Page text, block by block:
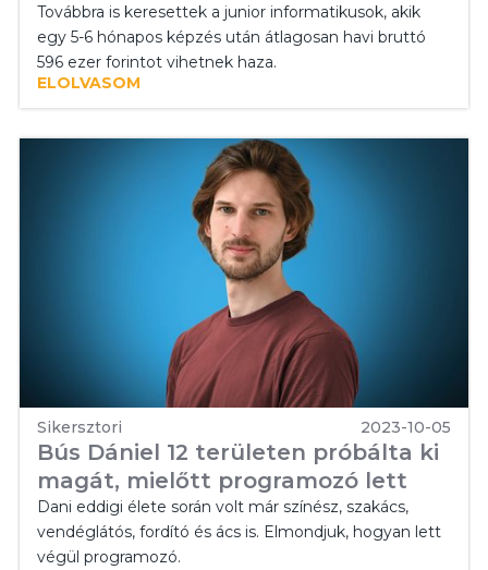
Továbbra is keresettek a junior informatikusok, akik
egy 5-6 hónapos képzés után átlagosan havi bruttó
596 ezer forintot vihetnek haza.
ELOLVASOM
Sikersztori 2023-10-05
Bús Dániel 12 területen próbálta ki
magát, mielőtt programozó lett
Dani eddigi élete során volt már színész, szakács,
vendéglátós, fordító és ács is. Elmondjuk, hogyan lett
végül programozó.